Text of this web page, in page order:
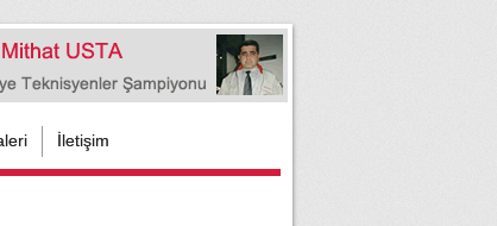
İletişim